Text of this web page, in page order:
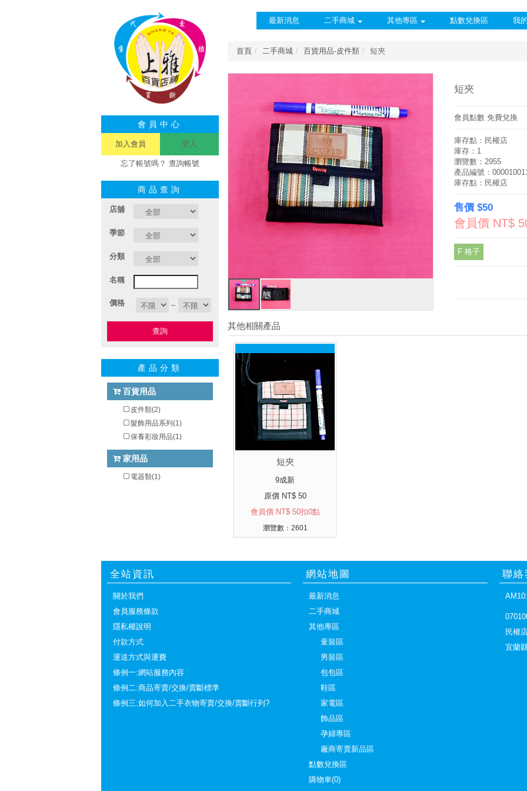
會員中心
加入會員 登入
忘了帳號嗎？ 查詢帳號
商品查詢
店舖
季節
分類
名稱
價格 ~
查詢
產品分類
百貨用品
皮件類(2)
髮飾用品系列(1)
保養彩妝用品(1)
家用品
電器類(1)
最新消息 二手商城 其他專區 點數兌換區 我
首頁 二手商城 百貨用品-皮件類 短夾
短夾
會員點數 免費兌換
庫存點：民權店
庫存：1
瀏覽數：2955
產品編號：
庫存點：民權店
售價 $50
會員價 NT$
F 格子
其他相關產品
短夾
9成新
原價 NT$ 50
會員價 NT$ 50扣0點
瀏覽數：2601
全站資訊
關於我們
會員服務條款
隱私權說明
付款方式
運送方式與運費
條例一:網站服務內容
條例二:商品寄賣/交換/賣斷標準
條例三:如何加入二手衣物寄賣/交換/賣斷行列?
網站地圖
最新消息
二手商城
其他專區
童裝區
男裝區
包包區
鞋區
家電區
飾品區
孕婦專區
廠商寄賣新品區
點數兌換區
購物車(0)
聯絡
民權
宜蘭